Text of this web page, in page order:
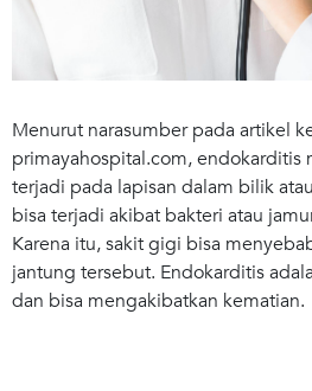
Menurut narasumber pada artikel
primayahospital.com, endokarditis
terjadi pada lapisan dalam bilik
bisa terjadi akibat bakteri atau
Karena itu, sakit gigi bisa
jantung tersebut. Endokarditis
dan bisa mengakibatkan kematian.